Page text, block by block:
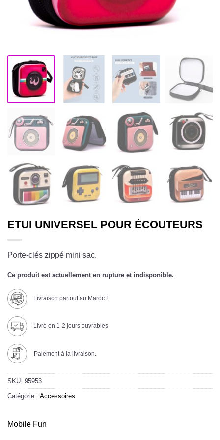
ETUI UNIVERSEL POUR ÉCOUTEURS
Porte-clés zippé mini sac.
Ce produit est actuellement en rupture et indisponible.
Livraison partout au Maroc !
Livré en 1-2 jours ouvrables
Paiement à la livraison.
SKU: 95953
Catégorie : Accessoires
Mobile Fun